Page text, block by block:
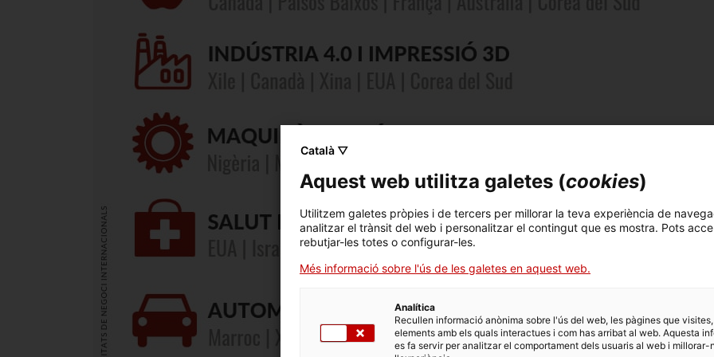
Català ▽
Aquest web utilitza galetes (cookies)
Utilitzem galetes pròpies i de tercers per millorar la teva experiència de
analitzar el trànsit del web i personalitzar el contingut que es mostra. Pots
rebutjar-les totes o configurar-les.
Més informació sobre l'ús de les galetes en aquest web.
Analítica
Recullen informació anònima sobre l'ús del web, les pàgines que
elements amb els quals interactues i com has arribat al web. Aquesta
es fa servir per analitzar el comportament dels usuaris al web i millorar-